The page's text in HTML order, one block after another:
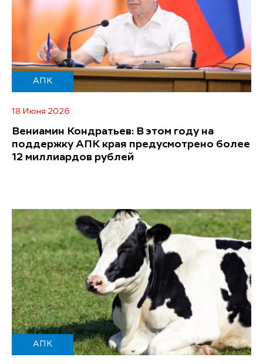
АПК
18 Июня 2026
Вениамин Кондратьев: В этом году на
поддержку АПК края предусмотрено более
12 миллиардов рублей
АПК